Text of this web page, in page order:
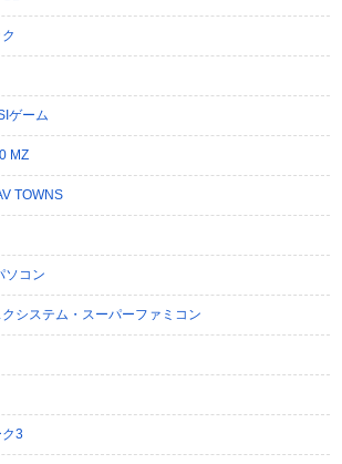
ゲーム
MZ
TOWNS
ソコン
システム・スーパーファミコン
3